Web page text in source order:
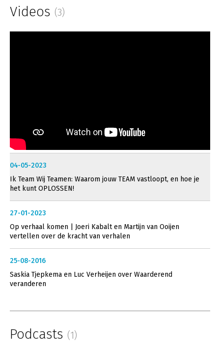
Videos (3)
04-05-2023
Ik Team Wij Teamen: Waarom jouw TEAM vastloopt, en hoe je
het kunt OPLOSSEN!
27-01-2023
Op verhaal komen | Joeri Kabalt en Martijn van Ooijen
vertellen over de kracht van verhalen
25-08-2016
Saskia Tjepkema en Luc Verheijen over Waarderend
veranderen
Podcasts (1)